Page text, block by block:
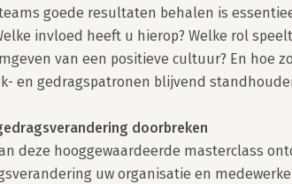
goede resultaten behalen is
invloed heeft u hierop? Welke rol speelt
van een positieve cultuur? En hoe
en gedragspatronen blijvend
doorbreken
deze hooggewaardeerde masterclass
uw organisatie en